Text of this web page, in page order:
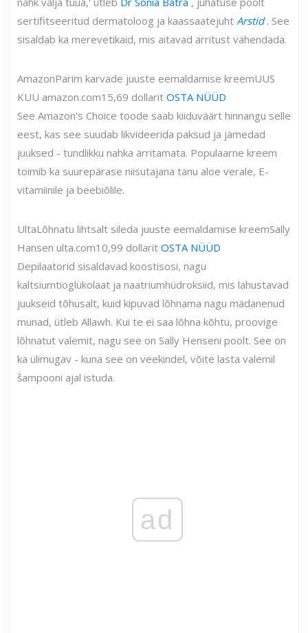
sertifitseeritud dermatoloog ja kaassaatejuht Arstid . See
sisaldab ka merevetikaid, mis aitavad ärritust vähendada.
AmazonParim karvade juuste eemaldamise kreemUUS
KUU amazon.com15,69 dollarit OSTA NÜÜD
See Amazon's Choice toode saab kiiduväärt hinnangu selle
eest, kas see suudab likvideerida paksud ja jämedad
juuksed - tundlikku nahka ärritamata. Populaarne kreem
toimib ka suurepärase niisutajana tänu aloe verale, E-
vitamiinile ja beebiõlile.
UltaLõhnatu lihtsalt sileda juuste eemaldamise kreemSally
Hansen ulta.com10,99 dollarit OSTA NÜÜD
Depilaatorid sisaldavad koostisosi, nagu
kaltsiumtioglükolaat ja naatriumhüdroksiid, mis lahustavad
juukseid tõhusalt, kuid kipuvad lõhnama nagu mädanenud
munad, ütleb Allawh. Kui te ei saa lõhna kõhtu, proovige
lõhnatut valemit, nagu see on Sally Henseni poolt. See on
ka ülimugav - kuna see on veekindel, võite lasta valemil
šampooni ajal istuda.
ad